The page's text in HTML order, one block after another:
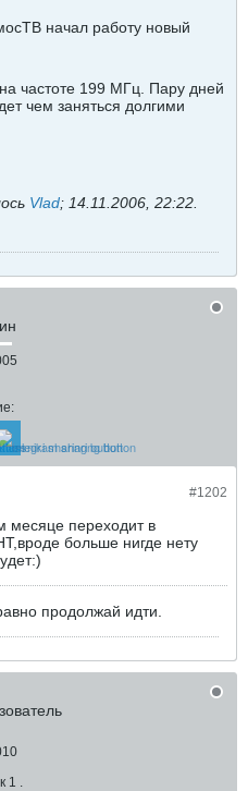
начал работу новый
частоте 199 МГц. Пару дней
чем заняться долгими
Vlad; 14.11.2006, 22:22
#1202
месяце переходит в
больше нигде нету
продолжай идти.
1 .